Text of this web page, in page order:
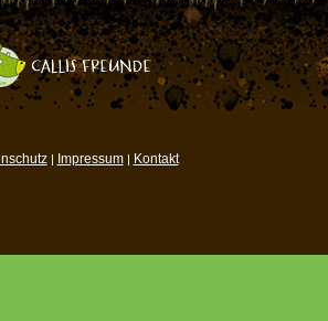
| Impressum| Kontakt